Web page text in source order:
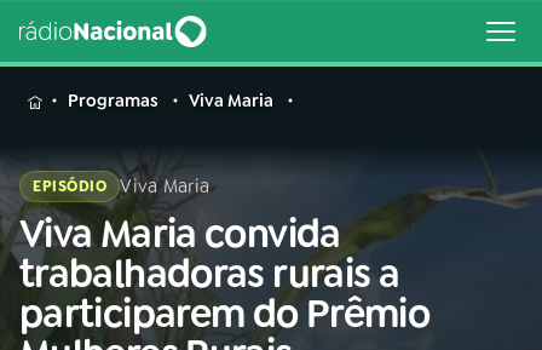
MENU
Buscar
na
Rádio
Nacional
Buscar
Programas Viva Maria
EPISÓDIO Viva Maria
Viva Maria convida
trabalhadoras rurais a
participarem do Prêmio